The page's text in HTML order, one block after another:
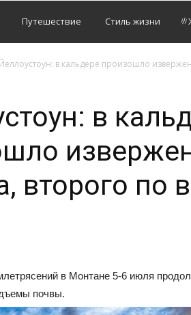
Путешествие Стиль жизни
Йеллоустоун: в кальдере произошло
в
второго по
в Монтане 5-6 июля
почвы.